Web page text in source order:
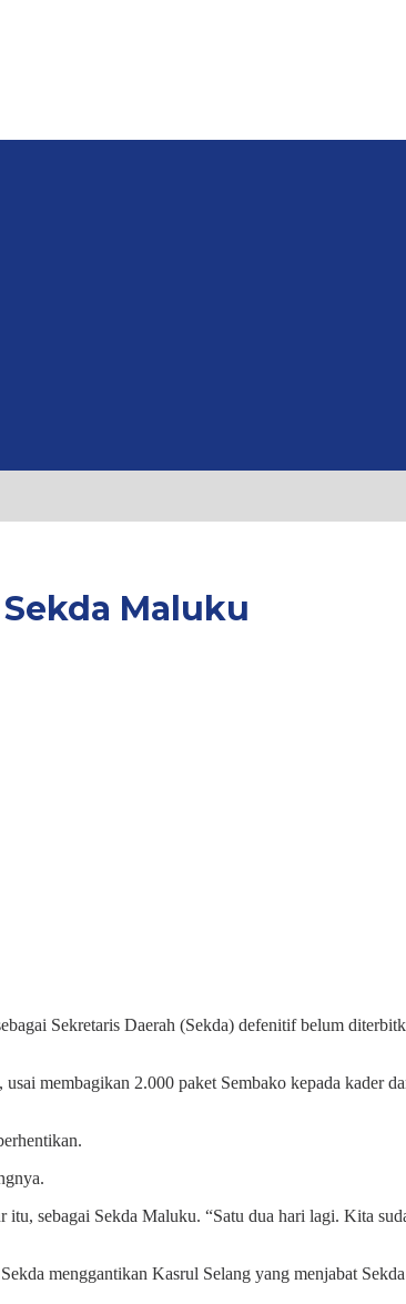
Maluku
Sekretaris Daerah (Sekda) defenitif belum
membagikan 2.000 paket Sembako kepada kader
sebagai Sekda Maluku. “Satu dua hari lagi. Kita
menggantikan Kasrul Selang yang menjabat